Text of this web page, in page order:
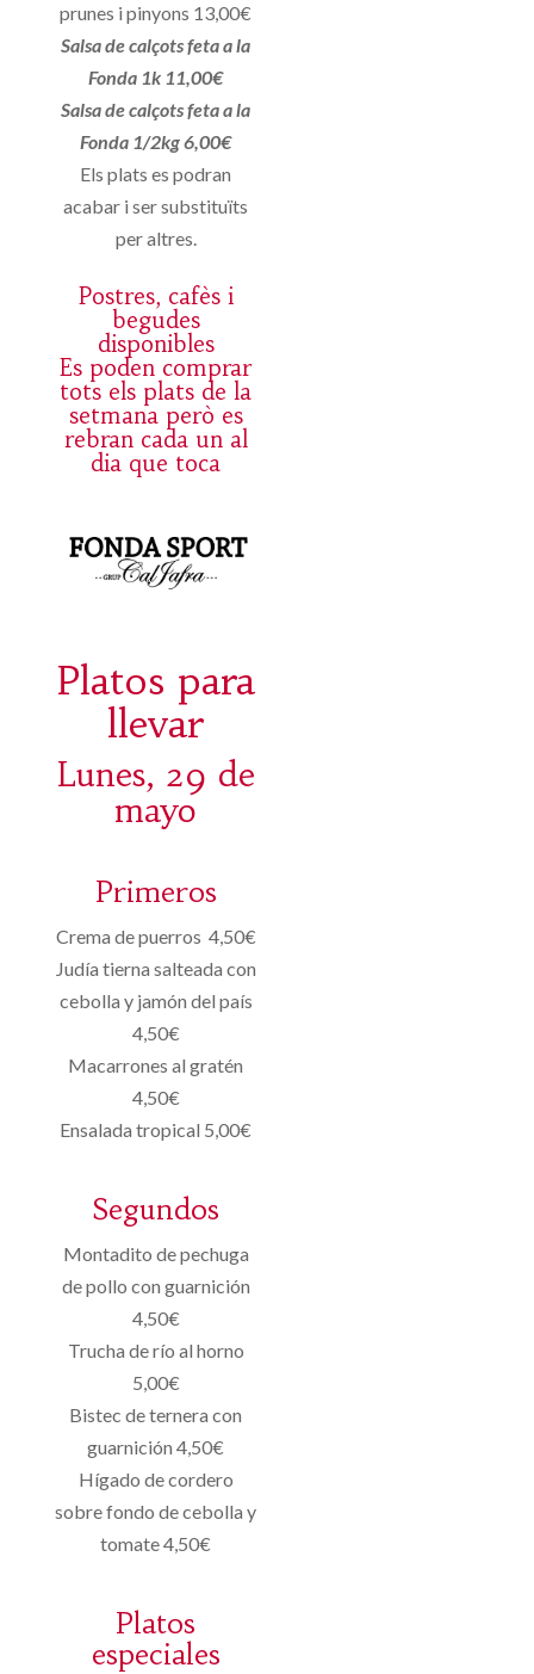
prunes i pinyons 13,00€
Salsa de calçots feta a la
Fonda 1k 11,00€
Salsa de calçots feta a la
Fonda 1/2kg 6,00€
Els plats es podran
acabar i ser substituïts
per altres.
Postres, cafès i
begudes
disponibles
Es poden comprar
tots els plats de la
setmana però es
rebran cada un al
dia que toca
Platos para
llevar
Lunes, 29 de
mayo
Primeros
Crema de puerros 4,50€
Judía tierna salteada con
cebolla y jamón del país
4,50€
Macarrones al gratén
4,50€
Ensalada tropical 5,00€
Segundos
Montadito de pechuga
de pollo con guarnición
4,50€
Trucha de río al horno
5,00€
Bistec de ternera con
guarnición 4,50€
Hígado de cordero
sobre fondo de cebolla y
tomate 4,50€
Platos
especiales